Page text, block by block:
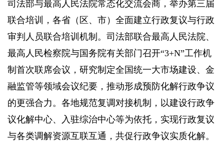
司法部与最高人民法院常态化交流会商，举办第三届
联合培训，各省（区、市）全面建立行政复议与行政
审判人员联合培训机制。司法部联合最高人民法院、
最高人民检察院与国务院有关部门召开“3+N”工作机
制首次联席会议，研究制定全国统一大市场建设、金
融监管等领域会议纪要，推动形成预防化解行政争议
的更强合力。各地规范复调对接机制，以建设行政争
议化解中心、入驻综治中心等为依托，实现行政复议
与各类调解资源互联互通，共促行政争议实质化解。